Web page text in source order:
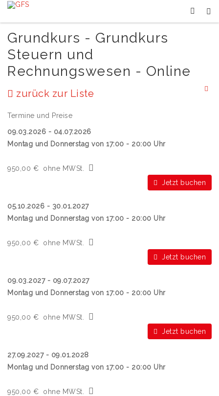
Grundkurs - Grundkurs
Steuern und
Rechnungswesen - Online
zurück zur Liste
Termine und Preise
09.03.2026 - 04.07.2026
Montag und Donnerstag von 17:00 - 20:00 Uhr
950,00 €
ohne MWSt.
Jetzt buchen
05.10.2026 - 30.01.2027
Montag und Donnerstag von 17:00 - 20:00 Uhr
950,00 €
ohne MWSt.
Jetzt buchen
09.03.2027 - 09.07.2027
Montag und Donnerstag von 17:00 - 20:00 Uhr
950,00 €
ohne MWSt.
Jetzt buchen
27.09.2027 - 09.01.2028
Montag und Donnerstag von 17:00 - 20:00 Uhr
950,00 €
ohne MWSt.